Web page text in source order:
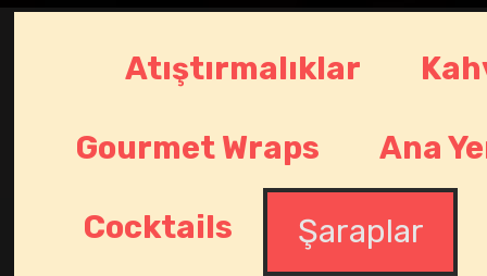
Atıştırmalıklar
Gourmet Wraps Ana
Cocktails Şaraplar